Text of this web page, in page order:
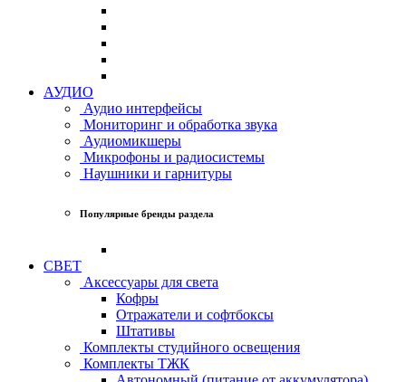
АУДИО
Аудио интерфейсы
Мониторинг и обработка звука
Аудиомикшеры
Микрофоны и радиосистемы
Наушники и гарнитуры
Популярные бренды раздела
СВЕТ
Аксессуары для света
Кофры
Отражатели и софтбоксы
Штативы
Комплекты студийного освещения
Комплекты ТЖК